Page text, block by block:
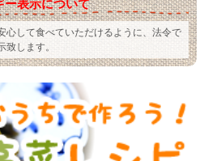
ー表示について
心して食べていただけるように、法令で
します。